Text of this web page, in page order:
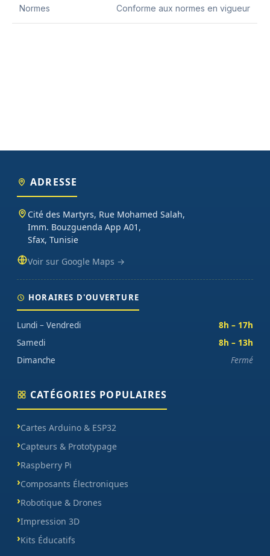
Normes Conforme aux normes en vigueur
ADRESSE
Cité des Martyrs, Rue Mohamed Salah,
Imm. Bouzguenda App A01,
Sfax, Tunisie
Voir sur Google Maps →
HORAIRES D'OUVERTURE
Lundi – Vendredi
8h – 17h
Samedi
8h – 13h
Dimanche
Fermé
CATÉGORIES POPULAIRES
Cartes Arduino & ESP32
Capteurs & Prototypage
Raspberry Pi
Composants Électroniques
Robotique & Drones
Impression 3D
Kits Éducatifs